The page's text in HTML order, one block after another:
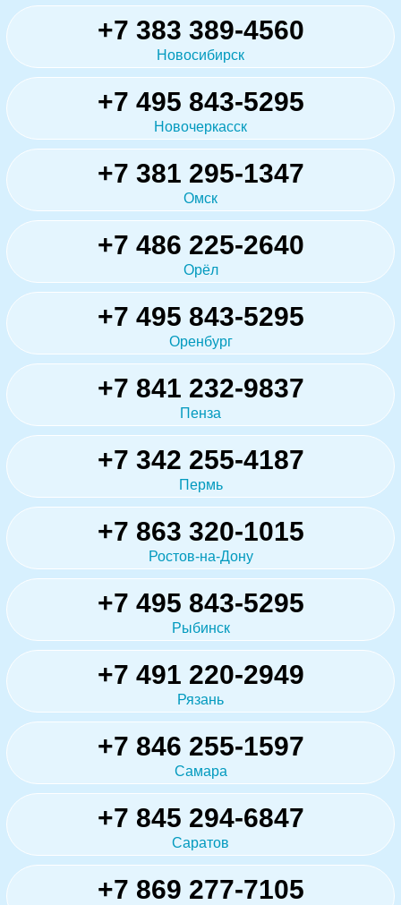
+7 383 389-4560
Новосибирск
+7 495 843-5295
Новочеркасск
+7 381 295-1347
Омск
+7 486 225-2640
Орёл
+7 495 843-5295
Оренбург
+7 841 232-9837
Пенза
+7 342 255-4187
Пермь
+7 863 320-1015
Ростов-на-Дону
+7 495 843-5295
Рыбинск
+7 491 220-2949
Рязань
+7 846 255-1597
Самара
+7 845 294-6847
Саратов
+7 869 277-7105